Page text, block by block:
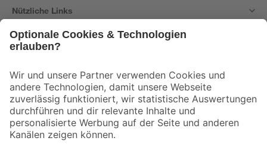
Nützliche Links
Der toom Newsletter: Keine Angebote und Aktionen mehr verpassen!
Zur Newsletter Anmeldung
Folge uns